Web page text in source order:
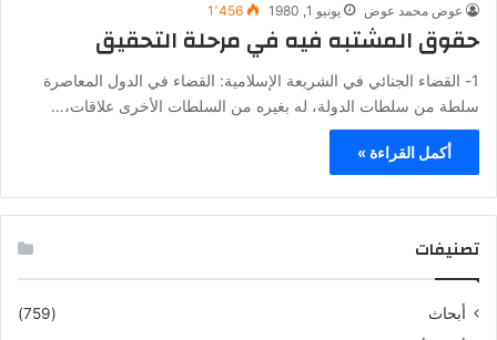
عوض محمد عوض يونيو 1, 1980 1٬456
حقوق المشتبه فيه في مرحلة التحقيق
1- القضاء الجنائي في الشريعة الإسلامية: القضاء في الدول المعاصرة
سلطة من سلطات الدولة، له بغيره من السلطات الأخرى علاقات،…
أكمل القراءة »
تصنيفات
أبحاث
(759)